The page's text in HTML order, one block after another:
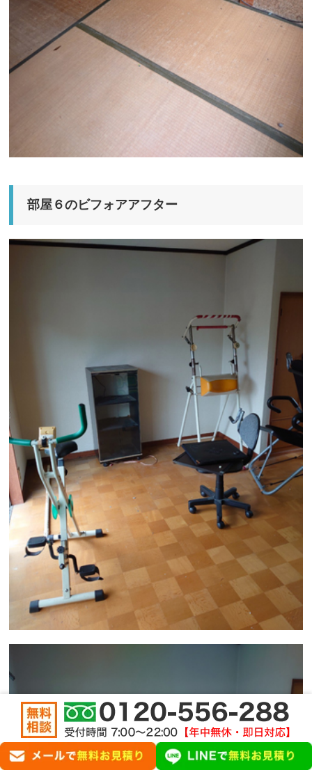
部屋６のビフォアアフター